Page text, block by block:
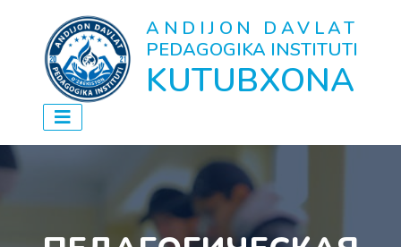
ANDIJON DAVLAT
PEDAGOGIKA INSTITUTI
KUTUBXONA